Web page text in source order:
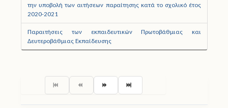
την υποβολή των αιτήσεων παραίτησης κατά το σχολικό έτος
2020-2021
Παραιτήσεις των εκπαιδευτικών Πρωτοβάθμιας και
Δευτεροβάθμιας Εκπαίδευσης